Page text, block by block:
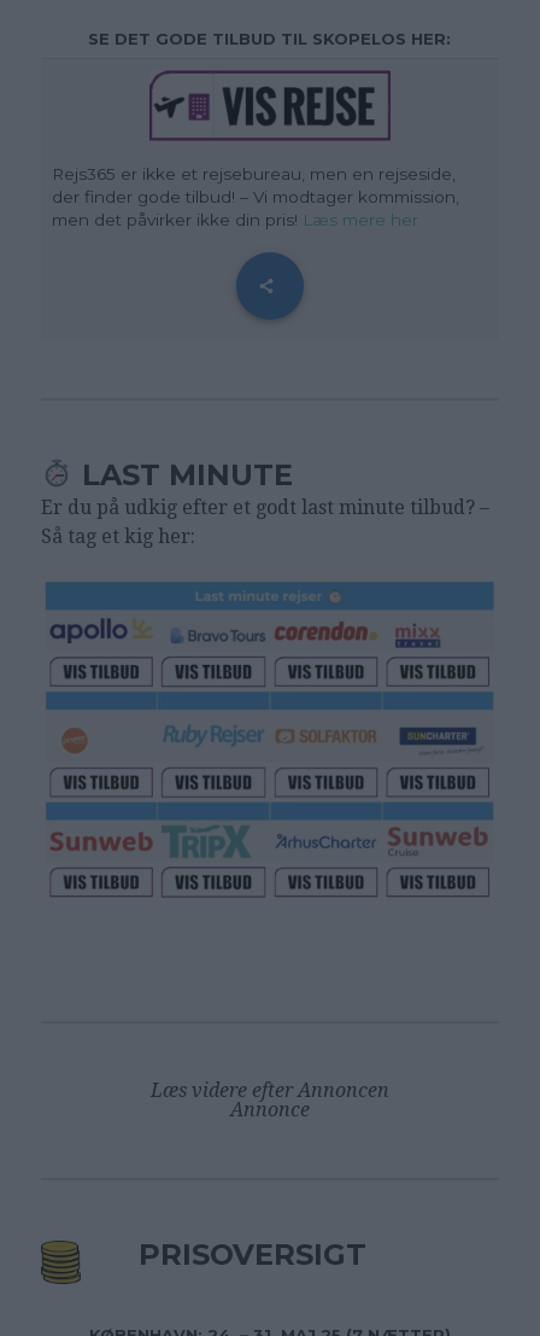
SE DET GODE TILBUD TIL SKOPELOS HER:
Rejs365 er ikke et rejsebureau, men en rejseside,
der finder gode tilbud! – Vi modtager kommission,
men det påvirker ikke din pris! Læs mere her
LAST MINUTE
Er du på udkig efter et godt last minute tilbud? –
Så tag et kig her:
Læs videre efter Annoncen
Annonce
PRISOVERSIGT